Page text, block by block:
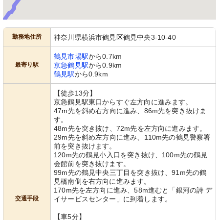
勤務地住所 神奈川県横浜市鶴見区鶴見中央3-10-40
最寄り駅
鶴見市場駅から0.7km
京急鶴見駅から0.9km
鶴見駅から0.9km
交通手段
【徒歩13分】
京急鶴見駅東口からすぐ左方向に進みます。
47m先を斜め右方向に進み、86m先を突き抜けま
す。
48m先を突き抜け、72m先を左方向に進みます。
29m先を斜め左方向に進み、110m先の鶴見警察署
前を突き抜けます。
120m先の鶴見小入口を突き抜け、100m先の鶴見
会館前を突き抜けます。
99m先の鶴見中央三丁目を突き抜け、91m先の鶴
見橋南側を右方向に進みます。
170m先を左方向に進み、58m進むと「銀河の詩 デ
イサービスセンター」に到着します。
【車5分】